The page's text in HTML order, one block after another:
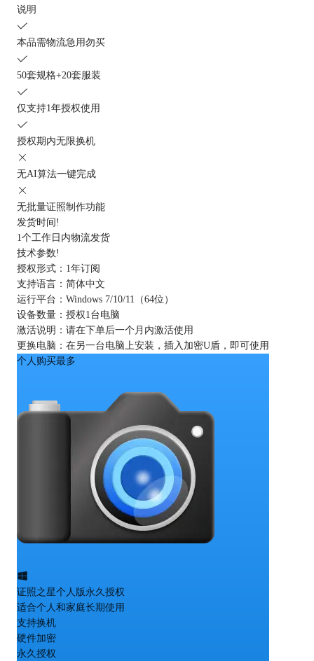
说明
本品需物流急用勿买
50套规格+20套服装
仅支持1年授权使用
授权期内无限换机
无AI算法一键完成
无批量证照制作功能
发货时间!
1个工作日内物流发货
技术参数!
授权形式： 1年订阅
支持语言： 简体中文
运行平台： Windows 7/10/11（64位）
设备数量： 授权1台电脑
激活说明： 请在下单后一个月内激活使用
更换电脑： 在另一台电脑上安装，插入加密U盾，即可使用
个人购买最多
证照之星个人版永久授权
适合个人和家庭长期使用
支持换机
硬件加密
永久授权